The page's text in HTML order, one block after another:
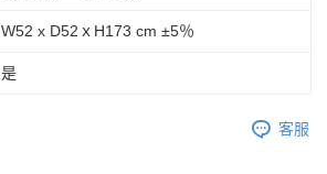
W52 x D52ｘH173 cm ±5％
是
客服